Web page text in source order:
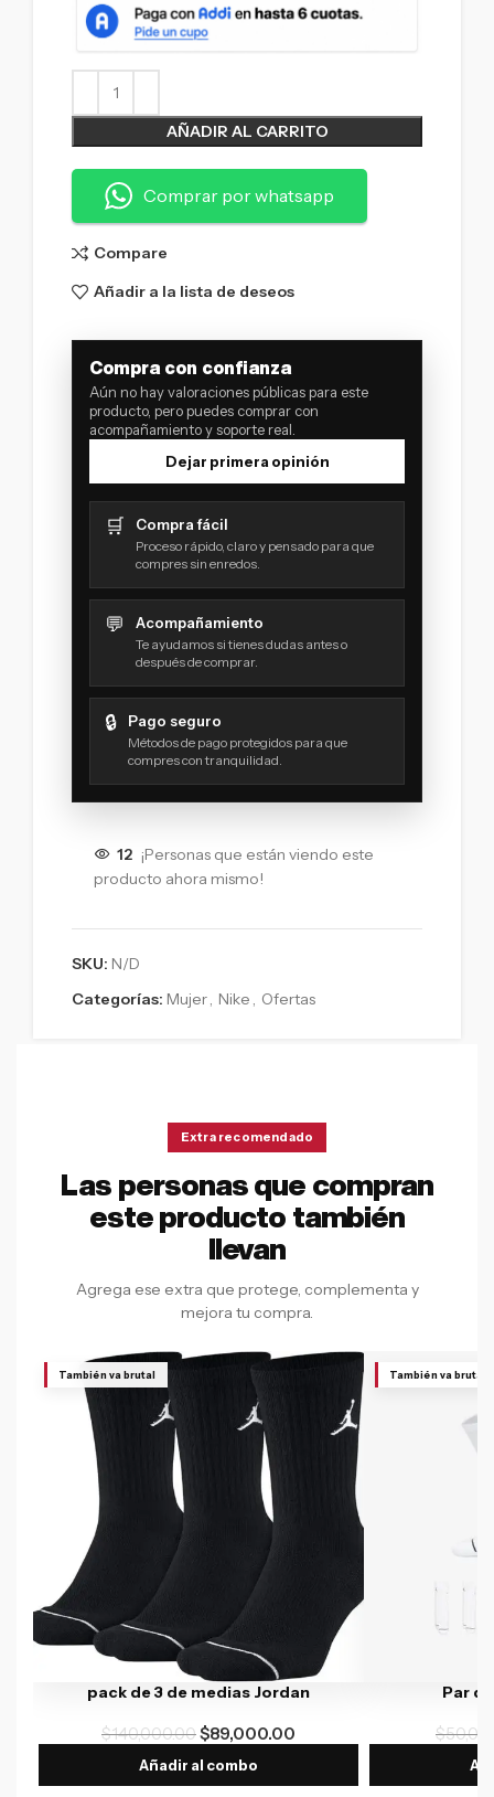
AÑADIR AL CARRITO
Comprar por whatsapp
Compare
Añadir a la lista de deseos
Compra con confianza
Aún no hay valoraciones públicas para este
producto, pero puedes comprar con
acompañamiento y soporte real.
Dejar primera opinión
🛒 Compra fácil
Proceso rápido, claro y pensado para que
compres sin enredos.
💬 Acompañamiento
Te ayudamos si tienes dudas antes o
después de comprar.
🔒 Pago seguro
Métodos de pago protegidos para que
compres con tranquilidad.
12 ¡Personas que están viendo este
producto ahora mismo!
SKU: N/D
Categorías: Mujer, Nike , Ofertas
Extra recomendado
Las personas que compran
este producto también
llevan
Agrega ese extra que protege, complementa y
mejora tu compra.
También va brutal
pack de 3 de medias Jordan
$140,000.00$89,000.00
Añadir al combo
También va brutal
Par
$